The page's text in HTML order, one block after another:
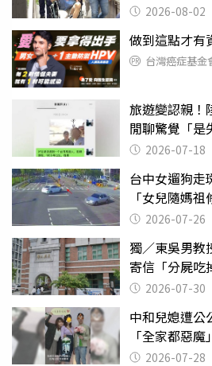
2026-08-02
做到這點才有
台灣癌症基金
旅遊變認親！
閒聊驚覺「是
2026-07-18
台中女遛狗走
「女兒隨媽
致死判9月
2026-07-26
獨／東吳男
寄信「分屍吃
關 2026-07-30
中和兒媳遭
「全家都惡
摔東西
2026-07-28